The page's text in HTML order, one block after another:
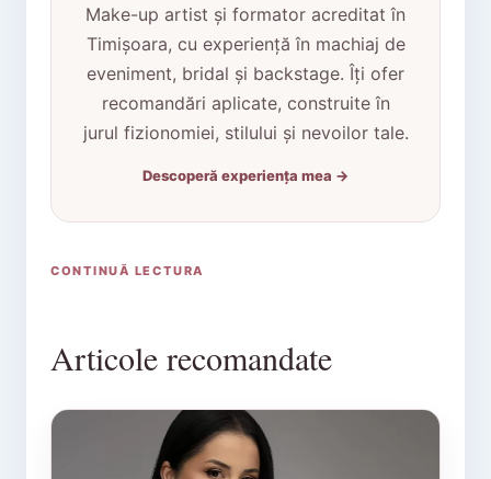
Make-up artist și formator acreditat în
Timișoara, cu experiență în machiaj de
eveniment, bridal și backstage. Îți ofer
recomandări aplicate, construite în
jurul fizionomiei, stilului și nevoilor tale.
Descoperă experiența mea →
CONTINUĂ LECTURA
Articole recomandate